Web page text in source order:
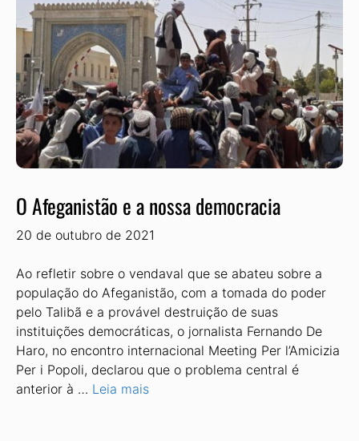
O Afeganistão e a nossa democracia
20 de outubro de 2021
Ao refletir sobre o vendaval que se abateu sobre a
população do Afeganistão, com a tomada do poder
pelo Talibã e a provável destruição de suas
instituições democráticas, o jornalista Fernando De
Haro, no encontro internacional Meeting Per l’Amicizia
Per i Popoli, declarou que o problema central é
anterior à … Leia mais